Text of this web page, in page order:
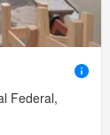
Federal,